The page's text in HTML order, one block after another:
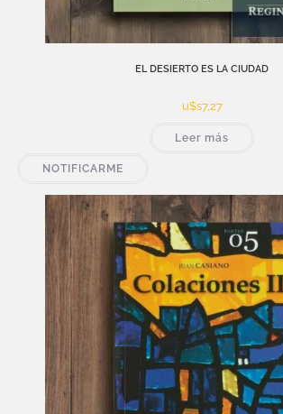
EL DESIERTO ES LA CIUDAD
u$s7,27
Leer más
NOTIFICARME